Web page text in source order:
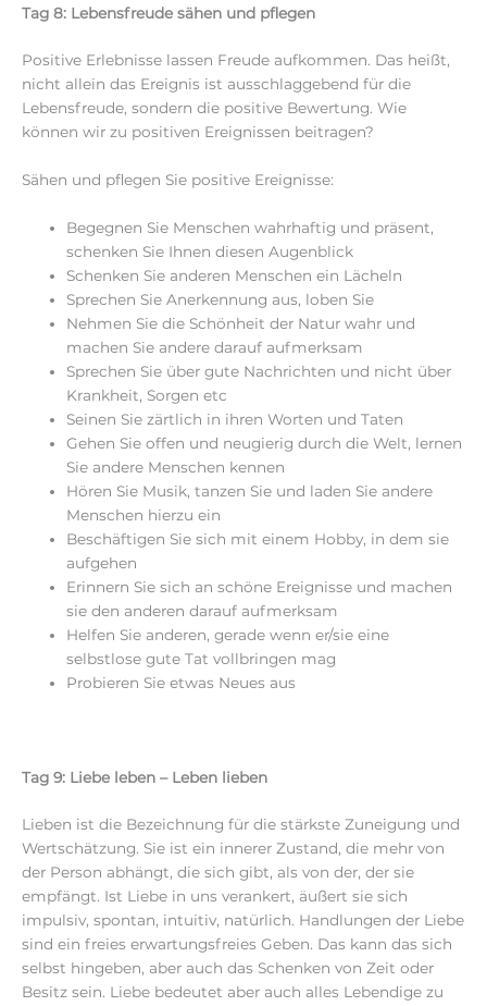
Tag 8: Lebensfreude sähen und pflegen
Positive Erlebnisse lassen Freude aufkommen. Das heißt,
nicht allein das Ereignis ist ausschlaggebend für die
Lebensfreude, sondern die positive Bewertung. Wie
können wir zu positiven Ereignissen beitragen?
Sähen und pflegen Sie positive Ereignisse:
Begegnen Sie Menschen wahrhaftig und präsent,
schenken Sie Ihnen diesen Augenblick
Schenken Sie anderen Menschen ein Lächeln
Sprechen Sie Anerkennung aus, loben Sie
Nehmen Sie die Schönheit der Natur wahr und
machen Sie andere darauf aufmerksam
Sprechen Sie über gute Nachrichten und nicht über
Krankheit, Sorgen etc
Seinen Sie zärtlich in ihren Worten und Taten
Gehen Sie offen und neugierig durch die Welt, lernen
Sie andere Menschen kennen
Hören Sie Musik, tanzen Sie und laden Sie andere
Menschen hierzu ein
Beschäftigen Sie sich mit einem Hobby, in dem sie
aufgehen
Erinnern Sie sich an schöne Ereignisse und machen
sie den anderen darauf aufmerksam
Helfen Sie anderen, gerade wenn er/sie eine
selbstlose gute Tat vollbringen mag
Probieren Sie etwas Neues aus
Tag 9: Liebe leben – Leben lieben
Lieben ist die Bezeichnung für die stärkste Zuneigung und
Wertschätzung. Sie ist ein innerer Zustand, die mehr von
der Person abhängt, die sich gibt, als von der, der sie
empfängt. Ist Liebe in uns verankert, äußert sie sich
impulsiv, spontan, intuitiv, natürlich. Handlungen der Liebe
sind ein freies erwartungsfreies Geben. Das kann das sich
selbst hingeben, aber auch das Schenken von Zeit oder
Besitz sein. Liebe bedeutet aber auch alles Lebendige zu